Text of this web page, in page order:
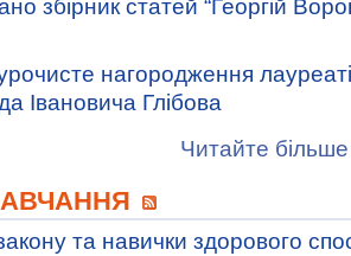
збірник статей “Георгій
нагородження
Івановича Глібова
Читайте більше
та навички здорового